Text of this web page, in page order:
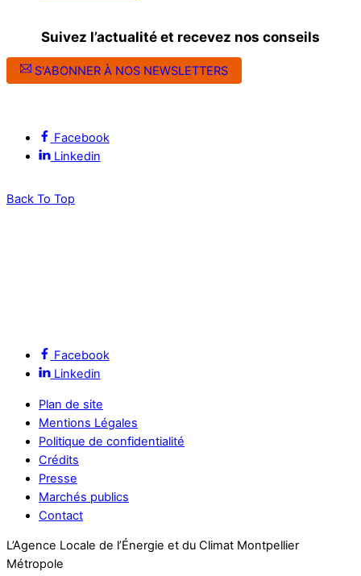
Suivez l’actualité et recevez nos conseils
S'ABONNER À NOS NEWSLETTERS
Facebook
Linkedin
Back To Top
Facebook
Linkedin
Plan de site
Mentions Légales
Politique de confidentialité
Crédits
Presse
Marchés publics
Contact
L’Agence Locale de l’Énergie et du Climat Montpellier
Métropole